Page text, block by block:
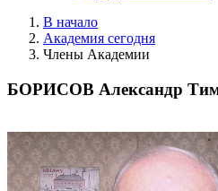
В начало
Академия сегодня
Члены Академии
БОРИСОВ Александр